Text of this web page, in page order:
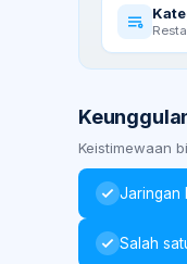
Keistimewaan
Jaringan
Salah